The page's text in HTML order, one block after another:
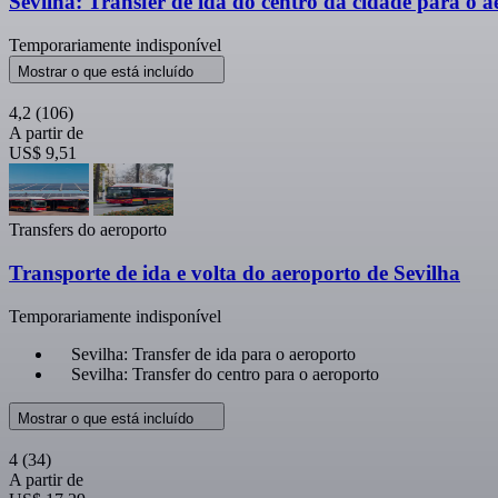
Temporariamente indisponível
Mostrar o que está incluído
4,2 (106)
A partir de
US$ 9,51
Transfers do aeroporto
Transporte de ida e volta do aeroporto de Sevilha
Temporariamente indisponível
Sevilha: Transfer de ida para o aeroporto
Sevilha: Transfer do centro para o aeroporto
Mostrar o que está incluído
4 (34)
A partir de